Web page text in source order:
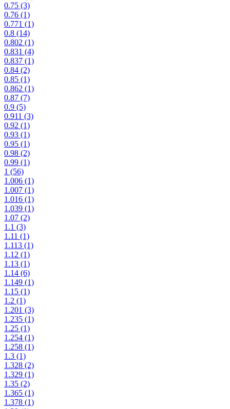
0.75 (3)
0.76 (1)
0.771 (1)
0.8 (14)
0.802 (1)
0.831 (4)
0.837 (1)
0.84 (2)
0.85 (1)
0.862 (1)
0.87 (7)
0.9 (5)
0.911 (3)
0.92 (1)
0.93 (1)
0.95 (1)
0.98 (2)
0.99 (1)
1 (56)
1.006 (1)
1.007 (1)
1.016 (1)
1.039 (1)
1.07 (2)
1.1 (3)
1.11 (1)
1.113 (1)
1.12 (1)
1.13 (1)
1.14 (6)
1.149 (1)
1.15 (1)
1.2 (1)
1.201 (3)
1.235 (1)
1.25 (1)
1.254 (1)
1.258 (1)
1.3 (1)
1.328 (2)
1.329 (1)
1.35 (2)
1.365 (1)
1.378 (1)